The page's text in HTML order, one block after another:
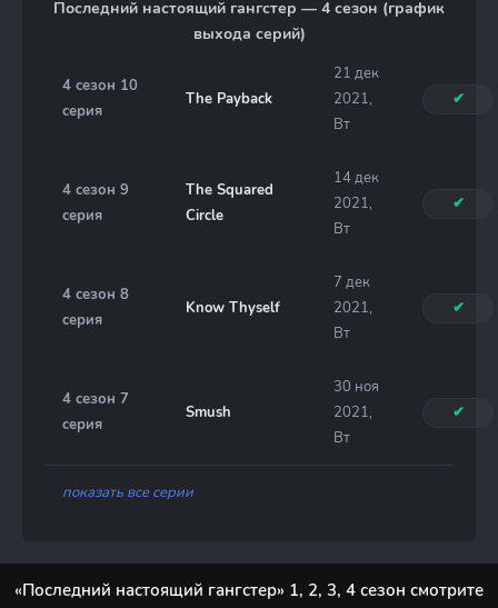
Последний настоящий гангстер — 4 сезон (график
выхода серий)
4 сезон 10
серия
The Payback
21 дек
2021,
Вт
✔
4 сезон 9
серия
The Squared
Circle
14 дек
2021,
Вт
✔
4 сезон 8
серия
Know Thyself
7 дек
2021,
Вт
✔
4 сезон 7
серия
Smush
30 ноя
2021,
Вт
✔
показать все серии
«Последний настоящий гангстер» 1, 2, 3, 4 сезон смотрите